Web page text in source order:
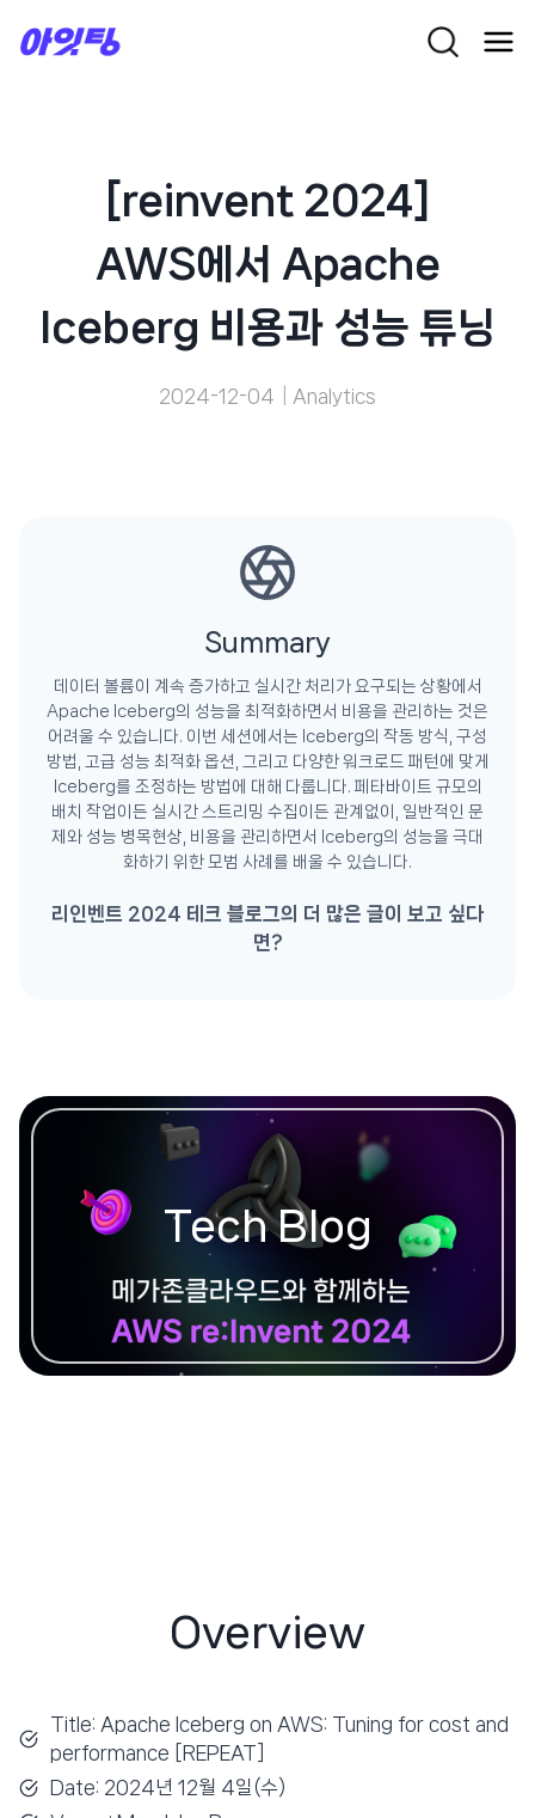
[reinvent 2024]
AWS에서 Apache
Iceberg 비용과 성능 튜닝
2024-12-04 Analytics
Summary
데이터 볼륨이 계속 증가하고 실시간 처리가 요구되는 상황에서
Apache Iceberg의 성능을 최적화하면서 비용을 관리하는 것은
어려울 수 있습니다. 이번 세션에서는 Iceberg의 작동 방식, 구성
방법, 고급 성능 최적화 옵션, 그리고 다양한 워크로드 패턴에 맞게
Iceberg를 조정하는 방법에 대해 다룹니다. 페타바이트 규모의
배치 작업이든 실시간 스트리밍 수집이든 관계없이, 일반적인 문
제와 성능 병목현상, 비용을 관리하면서 Iceberg의 성능을 극대
화하기 위한 모범 사례를 배울 수 있습니다.
리인벤트 2024 테크 블로그의 더 많은 글이 보고 싶다
면?
Tech Blog
Overview
Title: Apache Iceberg on AWS: Tuning for cost and
performance [REPEAT]
Date: 2024년 12월 4일(수)